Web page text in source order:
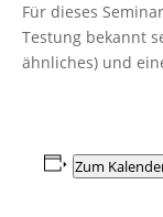
Für dieses
Testung bekannt
ähnliches) und
Zum